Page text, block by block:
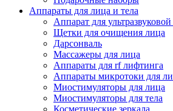
Аппараты для лица и тела
Аппарат для
Щетки для очищения лица
Дарсонваль
Массажеры для лица
Аппараты для rf лифтинга
Аппараты микротоки для
Миостимуляторы для лица
Миостимуляторы для тела
Косметические зеркала